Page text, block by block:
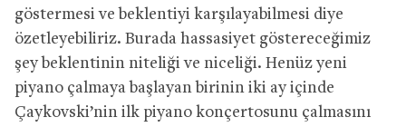
göstermesi ve beklentiyi karşılayabilmesi diye
özetleyebiliriz. Burada hassasiyet göstereceğimiz
şey beklentinin niteliği ve niceliği. Henüz yeni
piyano çalmaya başlayan birinin iki ay içinde
Çaykovski’nin ilk piyano konçertosunu çalmasını